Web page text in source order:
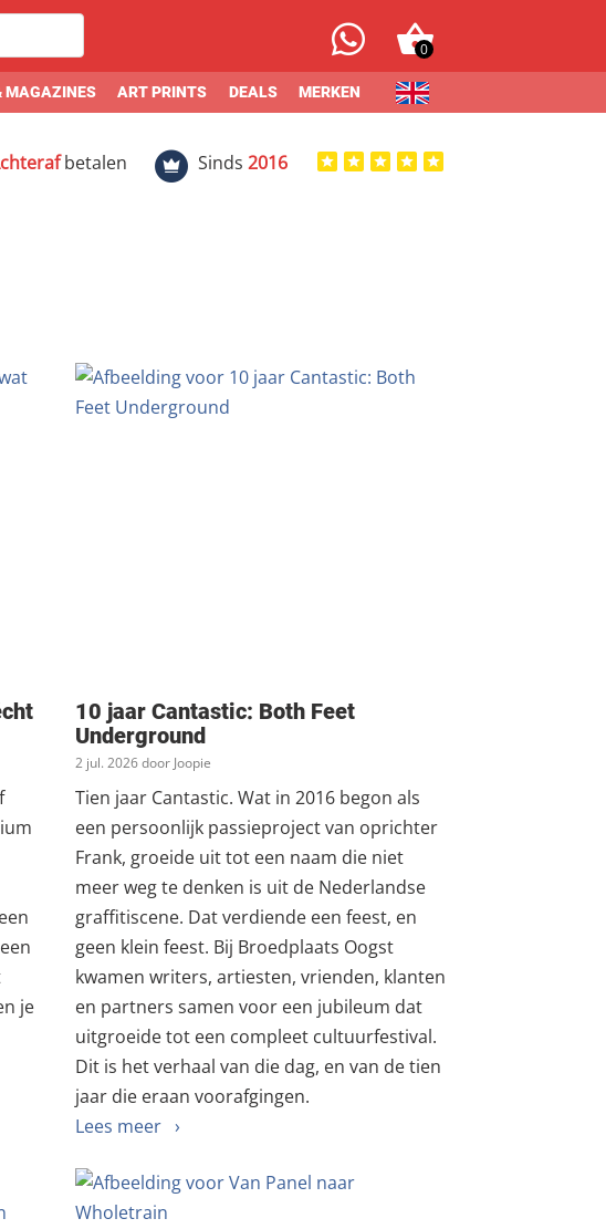
0
MAGAZINES ART PRINTS DEALS MERKEN
betalen Sinds 2016
je
10 jaar Cantastic: Both Feet
Underground
2 jul. 2026 door Joopie
Tien jaar Cantastic. Wat in 2016 begon als
een persoonlijk passieproject van oprichter
Frank, groeide uit tot een naam die niet
meer weg te denken is uit de Nederlandse
graffitiscene. Dat verdiende een feest, en
geen klein feest. Bij Broedplaats Oogst
kwamen writers, artiesten, vrienden, klanten
en partners samen voor een jubileum dat
uitgroeide tot een compleet cultuurfestival.
Dit is het verhaal van die dag, en van de tien
jaar die eraan voorafgingen.
Lees meer ›